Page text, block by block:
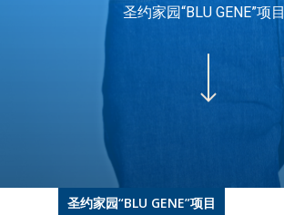
圣约家园“BLU GENE”项目
圣约家园“BLU GENE”项目